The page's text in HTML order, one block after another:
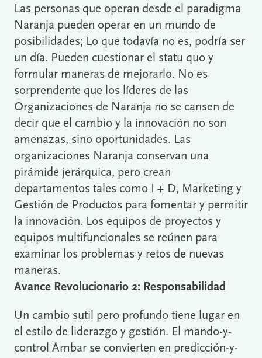
Las personas que operan desde el paradigma
Naranja pueden operar en un mundo de
posibilidades; Lo que todavía no es, podría ser
un día. Pueden cuestionar el statu quo y
formular maneras de mejorarlo. No es
sorprendente que los líderes de las
Organizaciones de Naranja no se cansen de
decir que el cambio y la innovación no son
amenazas, sino oportunidades. Las
organizaciones Naranja conservan una
pirámide jerárquica, pero crean
departamentos tales como I + D, Marketing y
Gestión de Productos para fomentar y permitir
la innovación. Los equipos de proyectos y
equipos multifuncionales se reúnen para
examinar los problemas y retos de nuevas
maneras.
Avance Revolucionario 2: Responsabilidad
Un cambio sutil pero profundo tiene lugar en
el estilo de liderazgo y gestión. El mando-y-
control Ámbar se convierten en predicción-y-